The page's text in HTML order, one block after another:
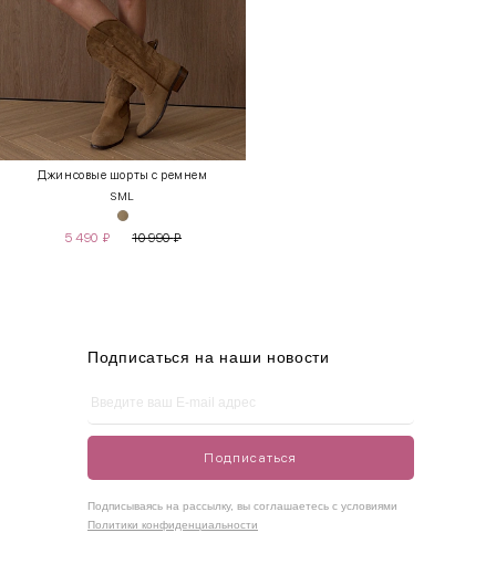
Джинсовые шорты с ремнем
SML
5 490 ₽ 10 990₽
Подписаться на наши новости
Подписаться
Подписываясь на рассылку, вы соглашаетесь с условиями
Политики конфиденциальности